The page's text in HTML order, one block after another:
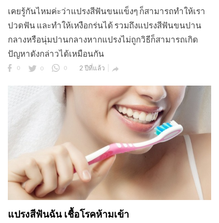
เคยรู้กันไหมค่ะว่าแปรงสีฟันขนแข็งๆ ก็สามารถทำให้เรา
ปวดฟัน และทำให้เหงือกร่นได้ รวมถึงแปรงสีฟันขนปาน
กลางหรือนุ่มปานกลางหากแปรงไม่ถูกวิธีก็สามารถเกิด
ปัญหาดังกล่าวได้เหมือนกัน
0 0 0 2 ปีที่แล้ว 
แปรงสีฟันฉัน เชื้อโรคห้ามเข้า